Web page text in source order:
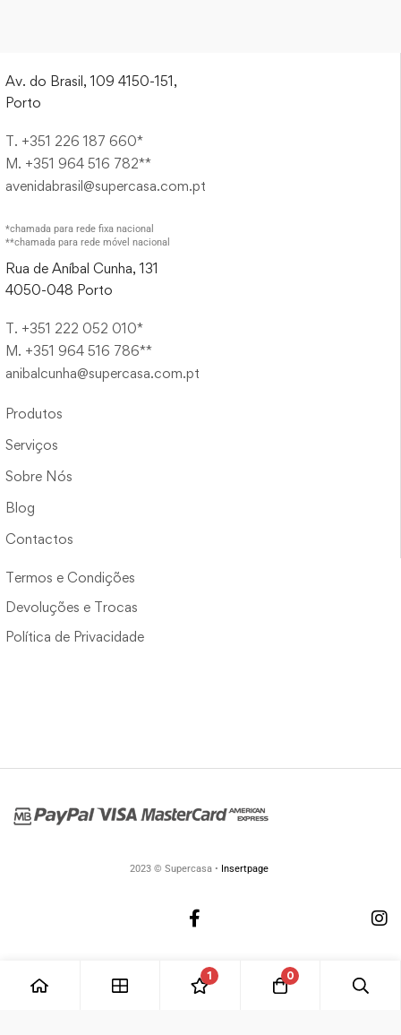
Av. do Brasil, 109 4150-151,
Porto
T. +351 226 187 660*
M. +351 964 516 782**
avenidabrasil@supercasa.com.pt
*chamada para rede fixa nacional
**chamada para rede móvel nacional
Rua de Aníbal Cunha, 131
4050-048 Porto
T. +351 222 052 010*
M. +351 964 516 786**
anibalcunha@supercasa.com.pt
Produtos
Serviços
Sobre Nós
Blog
Contactos
Termos e Condições
Devoluções e Trocas
Política de Privacidade
2023 © Supercasa • Insertpage
1 0